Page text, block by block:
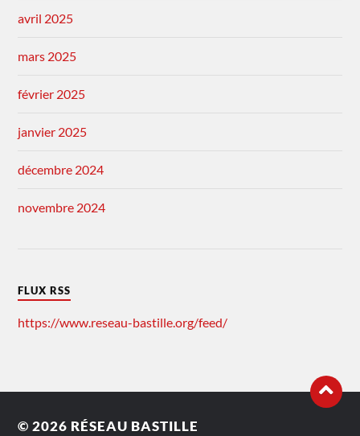
avril 2025
mars 2025
février 2025
janvier 2025
décembre 2024
novembre 2024
FLUX RSS
https://www.reseau-bastille.org/feed/
© 2026 RÉSEAU BASTILLE